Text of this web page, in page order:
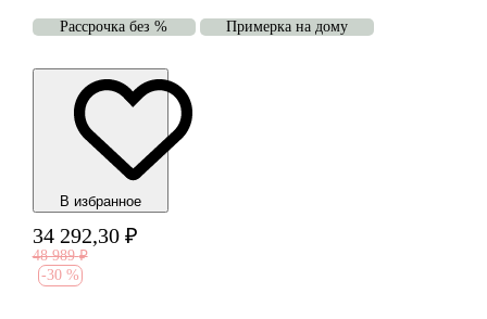
Рассрочка без % Примерка на дому
В избранноe
34 292,30 ₽
48 989 ₽
-30 %